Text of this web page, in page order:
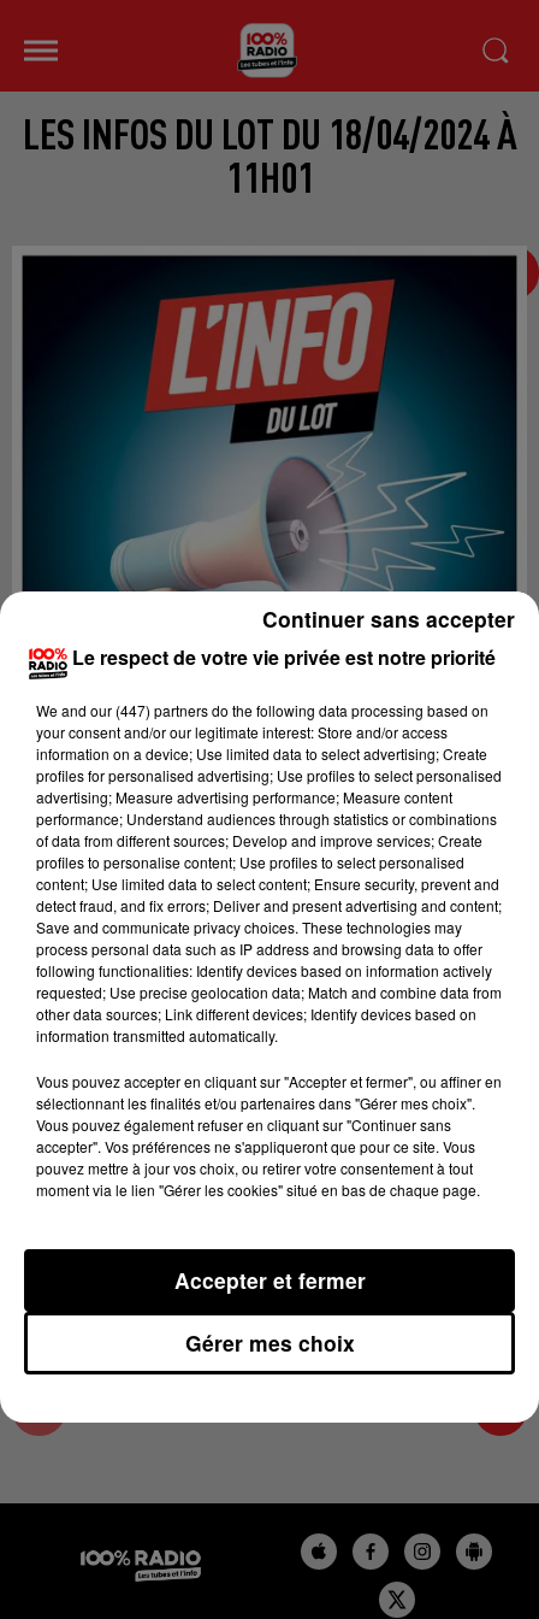
LES INFOS DU LOT DU 18/04/2024 À
11H01
Lecture (2 min 23 sec)
100%
100% Radio les infos du Lot
18 avril 2024 - 2 min 23 sec
LES INFOS DU LOT DU 18/04/2024 À 11H01
18/04/2024
Le respect de votre vie privée est notre priorité
We and our (447) partnersdo the following data processing based on
your consent and/or our legitimate interest: Store and/or access
information on a device; Use limited data to select advertising; Create
profiles for personalised advertising; Use profiles to select personalised
advertising; Measure advertising performance; Measure content
performance; Understand audiences through statistics or combinations
of data from different sources; Develop and improve services; Create
profiles to personalise content; Use profiles to select personalised
content; Use limited data to select content; Ensure security, prevent and
detect fraud, and fix errors; Deliver and present advertising and content;
Save and communicate privacy choices. These technologies may
process personal data such as IP address and browsing data to offer
following functionalities: Identify devices based on information actively
requested; Use precise geolocation data; Match and combine data from
other data sources; Link different devices; Identify devices based on
information transmitted automatically.
Vous pouvez accepter en cliquant sur "Accepter et fermer", ou affiner en
sélectionnant les finalités et/ou partenaires dans "Gérer mes choix".
Vous pouvez également refuser en cliquant sur "Continuer sans
accepter". Vos préférences ne s'appliqueront que pour ce site. Vous
pouvez mettre à jour vos choix, ou retirer votre consentement à tout
moment via le lien "Gérer les cookies" situé en bas de chaque page.
Gérer mes choix
Accepter et fermer
Continuer sans accepter